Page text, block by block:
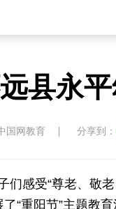
永平
国网教育 分享到：
们感受“尊老、敬
“重阳节”主题教育